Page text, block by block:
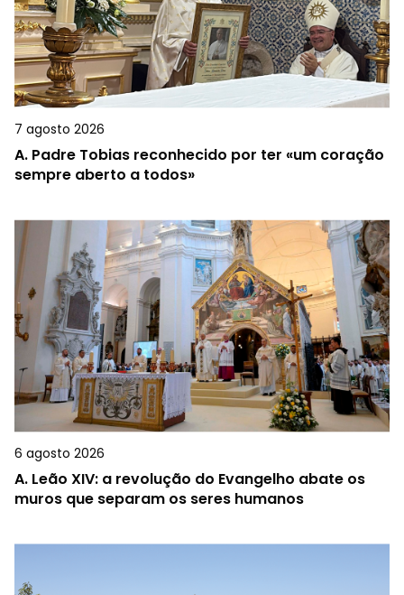
7 agosto 2026
A. Padre Tobias reconhecido por ter «um coração
sempre aberto a todos»
6 agosto 2026
A. Leão XIV: a revolução do Evangelho abate os
muros que separam os seres humanos